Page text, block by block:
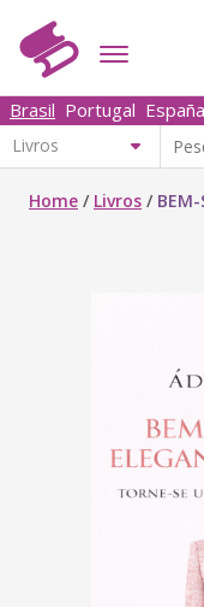
Brasil Portugal España
Home / Livros / BEM-